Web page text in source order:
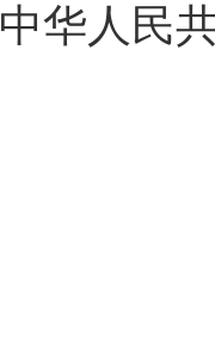
中华人民